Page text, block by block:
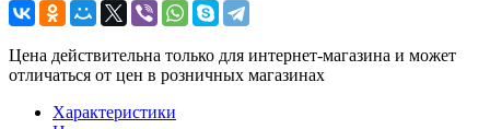
Цена действительна только для интернет-магазина и может
отличаться от цен в розничных магазинах
Характеристики